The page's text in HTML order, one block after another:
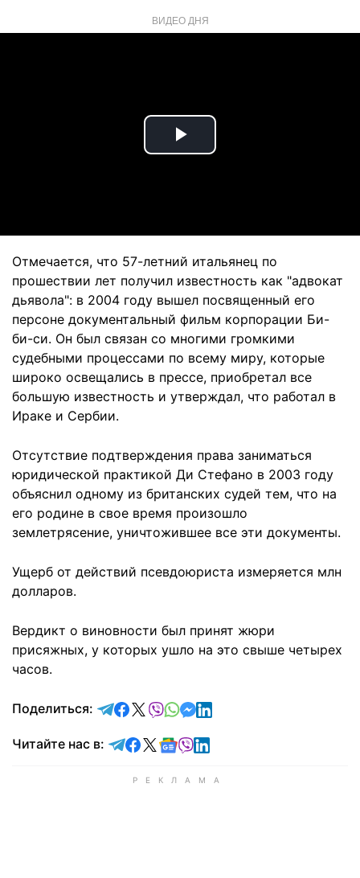
ВИДЕО ДНЯ
Play
Отмечается, что 57-летний итальянец по
прошествии лет получил известность как "адвокат
дьявола": в 2004 году вышел посвященный его
персоне документальный фильм корпорации Би-
би-си. Он был связан со многими громкими
судебными процессами по всему миру, которые
широко освещались в прессе, приобретал все
большую известность и утверждал, что работал в
Ираке и Сербии.
Отсутствие подтверждения права заниматься
юридической практикой Ди Стефано в 2003 году
объяснил одному из британских судей тем, что на
его родине в свое время произошло
землетрясение, уничтожившее все эти документы.
Ущерб от действий псевдоюриста измеряется млн
долларов.
Вердикт о виновности был принят жюри
присяжных, у которых ушло на это свыше четырех
часов.
Поделиться: отправить в Telegram
поделиться в Facebook
поделиться в X
отправить в Viber
отправить в Whatsapp
отправить в Messenger
отправить в LinkedIn
Читайте нас в: Читайте в Telegram
Читайте в Facebook
Читайте в X
Читайте в Google news
Читайте в Viber
Читайте в LinkedIn